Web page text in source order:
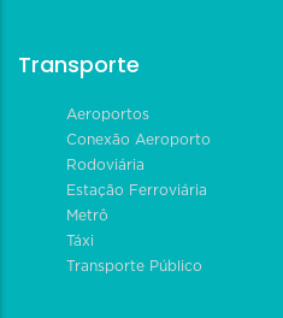
Transporte
Aeroportos
Conexão Aeroporto
Rodoviária
Estação Ferroviária
Metrô
Táxi
Transporte Público